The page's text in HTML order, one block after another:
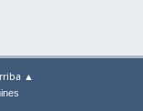
▲